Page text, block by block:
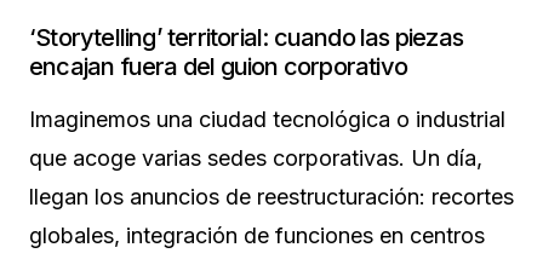
‘Storytelling’ territorial: cuando las piezas
encajan fuera del guion corporativo
Imaginemos una ciudad tecnológica o industrial
que acoge varias sedes corporativas. Un día,
llegan los anuncios de reestructuración: recortes
globales, integración de funciones en centros